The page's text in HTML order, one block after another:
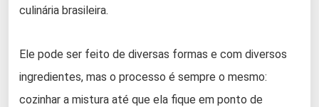
culinária brasileira.
Ele pode ser feito de diversas formas e com diversos
ingredientes, mas o processo é sempre o mesmo:
cozinhar a mistura até que ela fique em ponto de